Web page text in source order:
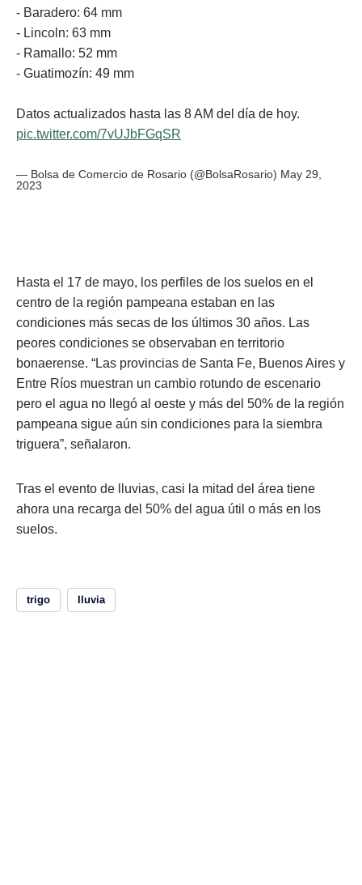
- Baradero: 64 mm
- Lincoln: 63 mm
- Ramallo: 52 mm
- Guatimozín: 49 mm
Datos actualizados hasta las 8 AM del día de hoy.
pic.twitter.com/7vUJbFGqSR
— Bolsa de Comercio de Rosario (@BolsaRosario) May 29,
2023
Hasta el 17 de mayo, los perfiles de los suelos en el
centro de la región pampeana estaban en las
condiciones más secas de los últimos 30 años. Las
peores condiciones se observaban en territorio
bonaerense. “Las provincias de Santa Fe, Buenos Aires y
Entre Ríos muestran un cambio rotundo de escenario
pero el agua no llegó al oeste y más del 50% de la región
pampeana sigue aún sin condiciones para la siembra
triguera”, señalaron.
Tras el evento de lluvias, casi la mitad del área tiene
ahora una recarga del 50% del agua útil o más en los
suelos.
trigo lluvia